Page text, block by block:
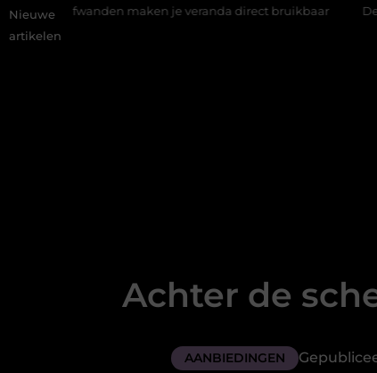
Nieuwe
artikelen
maken je veranda direct bruikbaar De juiste plek
Achter de
AANBIEDINGEN